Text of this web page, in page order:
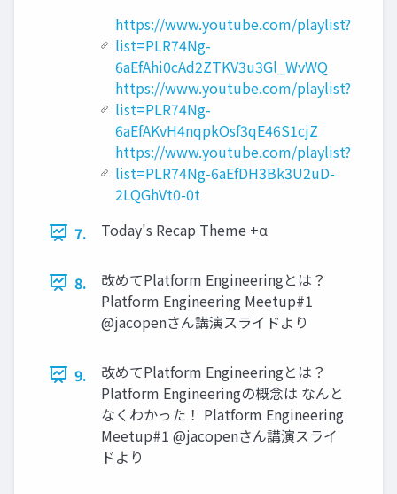
https://www.youtube.com/playlist?
list=PLR74Ng-
6aEfAhi0cAd2ZTKV3u3Gl_WvWQ
https://www.youtube.com/playlist?
list=PLR74Ng-
6aEfAKvH4nqpkOsf3qE46S1cjZ
https://www.youtube.com/playlist?
list=PLR74Ng-6aEfDH3Bk3U2uD-
2LQGhVt0-0t
7.
Today's Recap Theme +α
8.
改めてPlatform Engineeringとは？
Platform Engineering Meetup#1
@jacopenさん講演スライドより
9.
改めてPlatform Engineeringとは？
Platform Engineeringの概念は なんと
なくわかった！ Platform Engineering
Meetup#1 @jacopenさん講演スライ
ドより